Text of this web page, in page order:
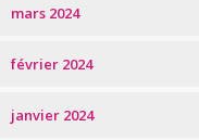
mars 2024
février 2024
janvier 2024